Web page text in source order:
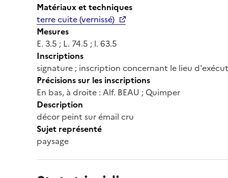
Matériaux et techniques
terre cuite (vernissé)
Mesures
E. 3.5 ; L. 74.5 ; l. 63.5
Inscriptions
signature ; inscription concernant le lieu
Précisions sur les inscriptions
En bas, à droite : Alf. BEAU ; Quimper
Description
décor peint sur émail cru
Sujet représenté
paysage